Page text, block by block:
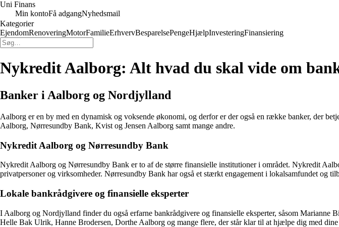
Uni Finans
Min kontoFå adgangNyhedsmail
Kategorier
EjendomRenoveringMotorFamilieErhvervBesparelsePengeHjælpInvesteringFinansiering
Nykredit Aalborg: Alt hvad du skal vide om
Banker i Aalborg og Nordjylland
Aalborg er en by med en dynamisk og voksende økonomi, og derfor er der også en række banker, der
Aalborg, Nørresundby Bank, Kvist og Jensen Aalborg samt mange andre.
Nykredit Aalborg og Nørresundby Bank
Nykredit Aalborg og Nørresundby Bank er to af de større finansielle institutioner i området. Nykredit
privatpersoner og virksomheder. Nørresundby Bank har også et stærkt engagement i lokalsamfundet og
Lokale bankrådgivere og finansielle eksperter
I Aalborg og Nordjylland finder du også erfarne bankrådgivere og finansielle eksperter, såsom Marianne
Helle Bak Ulrik, Hanne Brodersen, Dorthe Aalborg og mange flere, der står klar til at hjælpe dig med